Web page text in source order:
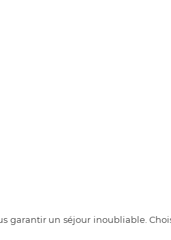
garantir un séjour inoubliable.